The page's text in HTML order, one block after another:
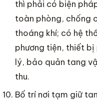
thì phải có biện
toàn phòng, chống
thoáng khí; có hệ
phương tiện, thiết bị
lý, bảo quản tang
thu.
Bố trí nơi tạm giữ